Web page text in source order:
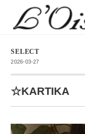
SELECT
2026-03-27
☆KARTIKA